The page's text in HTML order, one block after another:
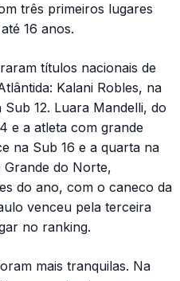
três primeiros lugares
16 anos.
títulos nacionais de
Kalani Robles, na
12. Luara Mandelli, do
e a atleta com grande
na Sub 16 e a quarta na
Grande do Norte,
do ano, com o caneco da
venceu pela terceira
no ranking.
mais tranquilas. Na